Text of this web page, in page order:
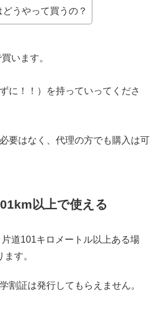
うやって買うの？
います。
に！！）を持っていってくださ
要はなく、代理の方でも購入は可
以上で使える
道101キロメートル以上ある場
す。
割証は発行してもらえません。